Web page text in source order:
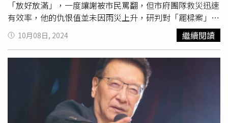
「放好放滿」，一度讓謝被市民罵翻，但市府團隊救災迅速
有效率，他的仇恨值並未因雨災上升，研判對「罷樑案」應
不致產生逆轉性影響。「綠側翼藉風災，打擊謝國樑空戰，
甚至隨雨勢預判、颱風假變化而動，凌厲精準，但看在作風
溫和的基隆人眼中，質疑立場變變變、政治斧鑿斑斑，再度
印證先射箭再畫靶。」該藍營高層舉例，側翼以豪雨土石重
創中正區碧砂山水社區、中山區山林松境社區為由，強調罷
樑正當性。但回顧5日謝到災區探視時，現場仍土石凌亂，6
日已幾乎清完，住戶當面感謝市府與國軍弟兄，包括近日被
綠營痛批謝國樑上任後「亂調動」的新區長，都捲起袖子與
10月08日, 2024 繼續閱讀